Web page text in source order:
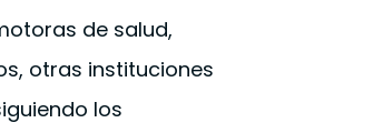
de salud,
otras instituciones
los